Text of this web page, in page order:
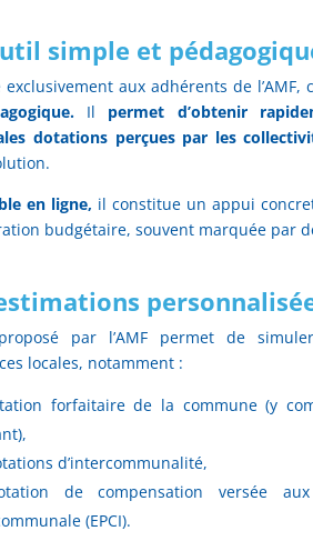
simple et
exclusivement aux adhérents de
Il permet d’obtenir
dotations perçues par les
en ligne, il constitue un appui
budgétaire, souvent marquée par
par l’AMF permet de
locales, notamment :
forfaitaire de la commune (y
d’intercommunalité,
de compensation versée
(EPCI).